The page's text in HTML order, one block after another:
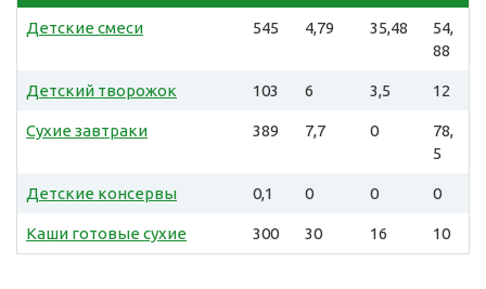
Детские смеси 545 4,79 35,48
54,
88
Детский творожок 103 6 3,5 12
Сухие завтраки 389 7,7 0
78,
5
Детские консервы 0,1 0 0 0
Каши готовые сухие 300 30 16 10